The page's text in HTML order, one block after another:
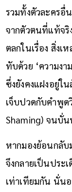
รวมทั้งตัวละครอื่
จากตัวตนที่แท้จริ
ตลกในเรื่อง สิ่งเ
ทับด้วย ‘ความง
ซึ่งยังคงแฝงอยู่ใ
เจ็บปวดกับคำพู
Shaming) จนบั่
หากมองย้อนกลับ
จึงกลายเป็นประ
เท่าเทียมกัน นั่น